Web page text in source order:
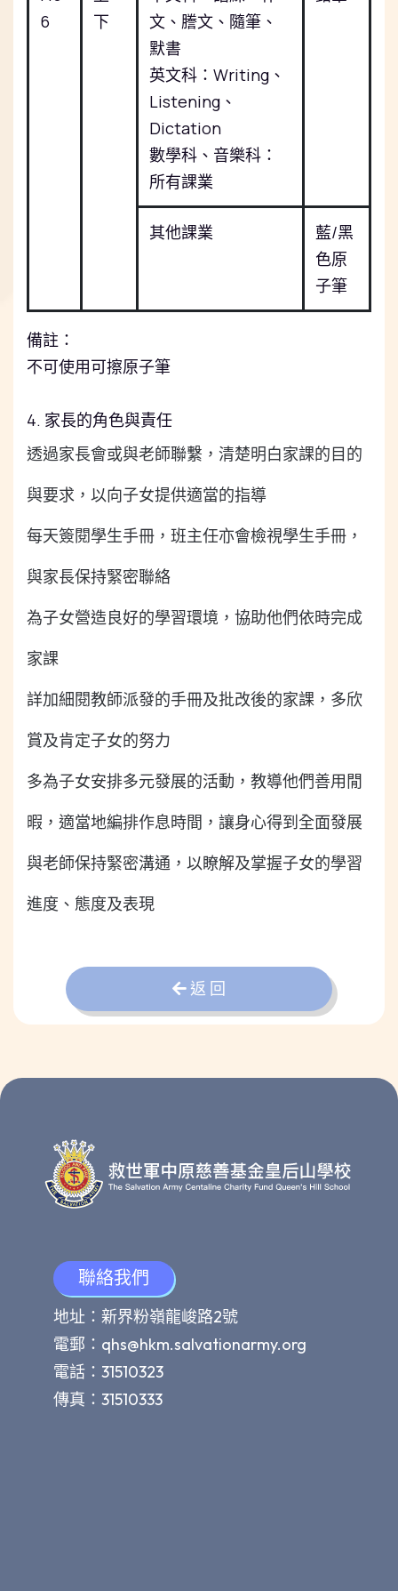
6
下
文、謄文、隨筆、
默書
英文科：Writing 、
Listening 、
Dictation
數學科、音樂科：
所有課業
其他課業
藍/黑
色原
子筆
備註：
不可使用可擦原子筆
4. 家長的角色與責任
透過家長會或與老師聯繫，清楚明白家課的目的
與要求，以向子女提供適當的指導
每天簽閱學生手冊，班主任亦會檢視學生手冊，
與家長保持緊密聯絡
為子女營造良好的學習環境，協助他們依時完成
家課
詳加細閱教師派發的手冊及批改後的家課，多欣
賞及肯定子女的努力
多為子女安排多元發展的活動，教導他們善用閒
暇，適當地編排作息時間，讓身心得到全面發展
與老師保持緊密溝通，以瞭解及掌握子女的學習
進度、態度及表現
返 回
聯絡我們
地址：新界粉嶺龍峻路2號
電郵： qhs@hkm.salvationarmy.org
電話：31510323
傳真：31510333